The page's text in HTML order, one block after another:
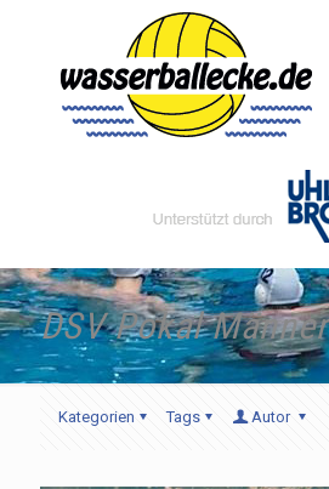
DSV Pokal Männer
Kategorien Tags Autor